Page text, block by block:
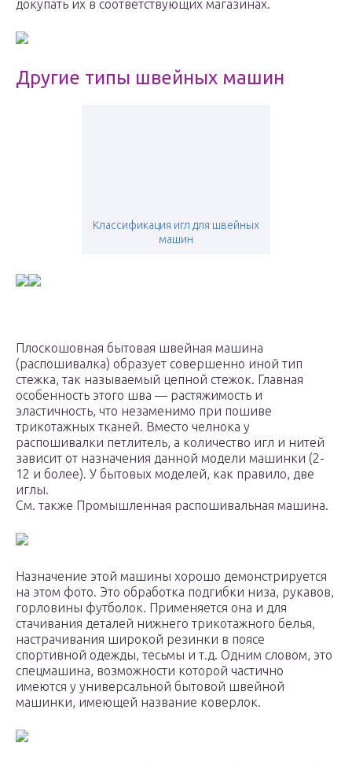
докупать их в соответствующих магазинах.
Другие типы швейных машин
Классификация игл для швейных
машин
Плоскошовная бытовая швейная машина
(распошивалка) образует совершенно иной тип
стежка, так называемый цепной стежок. Главная
особенность этого шва — растяжимость и
эластичность, что незаменимо при пошиве
трикотажных тканей. Вместо челнока у
распошивалки петлитель, а количество игл и нитей
зависит от назначения данной модели машинки (2-
12 и более). У бытовых моделей, как правило, две
иглы.
См. также Промышленная распошивальная машина.
Назначение этой машины хорошо демонстрируется
на этом фото. Это обработка подгибки низа, рукавов,
горловины футболок. Применяется она и для
стачивания деталей нижнего трикотажного белья,
настрачивания широкой резинки в поясе
спортивной одежды, тесьмы и т.д. Одним словом, это
спецмашина, возможности которой частично
имеются у универсальной бытовой швейной
машинки, имеющей название коверлок.